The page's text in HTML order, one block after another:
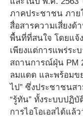
ภาคประชาชน ภาย
สื่อสารความเสี่ยง
พื้นที่ที่สนใจ โดยแจ้
เพียงแต่การแพร่ระ
สถานการณ์ฝุ่น PM
ลมแดด และพร้อมข
ไป” ซึ่งประชาชนส
“รู้ทัน” ทั้งระบบปฏิ
การไอโอเอสได้แล้